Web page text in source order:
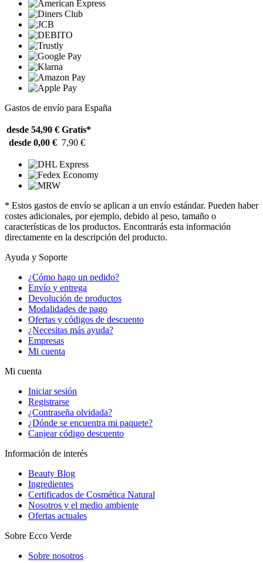
Gastos de envío para España
desde 54,90 € Gratis*
desde 0,00 € 7,90 €
* Estos gastos de envío se aplican a un envío estándar. Pueden haber
costes adicionales, por ejemplo, debido al peso, tamaño o
características de los productos. Encontrarás esta información
directamente en la descripción del producto.
Ayuda y Soporte
¿Cómo hago un pedido?
Envío y entrega
Devolución de productos
Modalidades de pago
Ofertas y códigos de descuento
¿Necesitas más ayuda?
Empresas
Mi cuenta
Mi cuenta
Iniciar sesión
Registrarse
¿Contraseña olvidada?
¿Dónde se encuentra mi paquete?
Canjear código descuento
Información de interés
Beauty Blog
Ingredientes
Certificados de Cosmética Natural
Nosotros y el medio ambiente
Ofertas actuales
Sobre Ecco Verde
Sobre nosotros